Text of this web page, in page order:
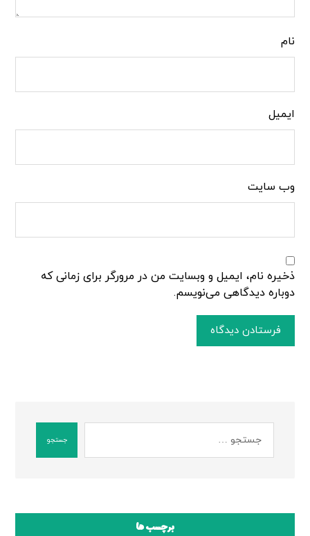
نام
ایمیل
وب‌ سایت
ذخیره نام، ایمیل و وبسایت من در مرورگر برای زمانی که
دوباره دیدگاهی می‌نویسم.
فرستادن دیدگاه
جستجو
برچسب ها